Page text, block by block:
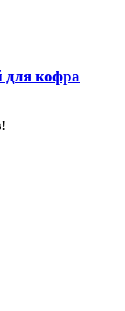
для кофра